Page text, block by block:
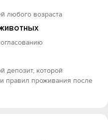
любого возраста
депозит, которой
правил проживания после